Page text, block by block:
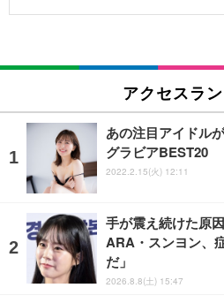
アクセスラ
あの注目アイドル
グラビアBEST20
2022.2.15(火) 12:11
手が震え続けた原
ARA・スンヨン、
だ」
2026.8.8(土) 15:47